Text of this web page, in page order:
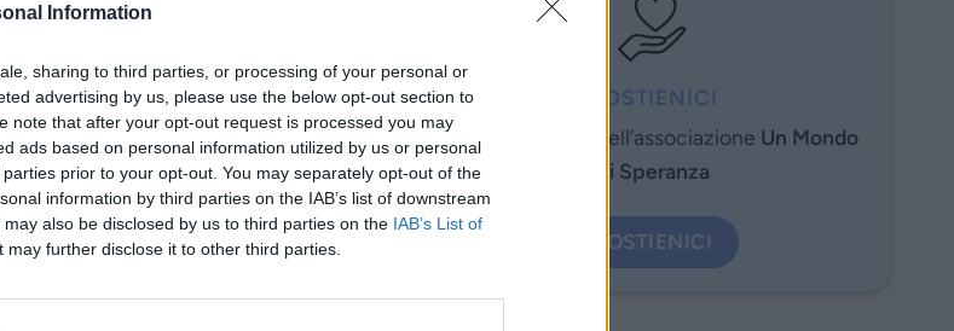
Information
sharing to third parties, or processing of your personal or
advertising by us, please use the below opt-out section to
note that after your opt-out request is processed you may
ads based on personal information utilized by us or personal
prior to your opt-out. You may separately opt-out of the
information by third parties on the IAB’s list of downstream
also be disclosed by us to third parties on the IAB’s List of
may further disclose it to other third parties.
PROGETTI
per una
dignitosa presenza delle
persone nel contesto sociale
I PROGETTI
SOSTIENICI
Aiuta i progetti dell’associazione Un Mondo
di Speranza
SOSTIENICI